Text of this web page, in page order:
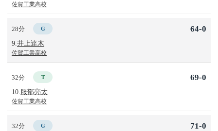
佐賀工業高校
28分 G
9. 井上達木
佐賀工業高校
64-0
32分 T
10. 服部亮太
佐賀工業高校
69-0
32分 G 71-0